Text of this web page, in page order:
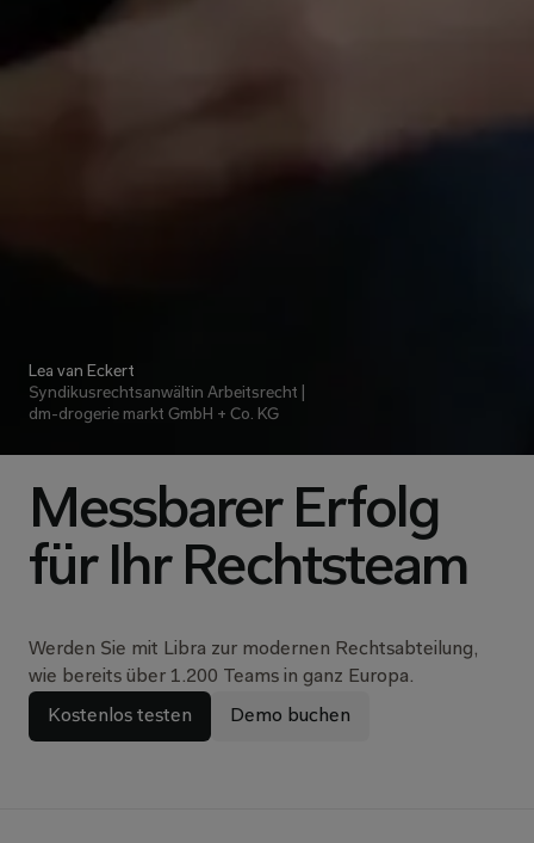
Lea van Eckert
Syndikusrechtsanwältin Arbeitsrecht |
dm-drogerie markt GmbH + Co. KG
Messbarer Erfolg
für Ihr Rechtsteam
Werden Sie mit Libra zur modernen Rechtsabteilung,
wie bereits über 1.200 Teams in ganz Europa.
Kostenlos testen Demo buchen